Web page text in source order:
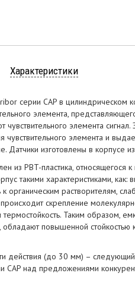
Характеристики
серии CAP в
элемента,
элемента сигнал.
чувствительного элемента и
Датчики изготовлены в корпусе из
из PBT-пластика, относящегося
такими характеристиками, как:
к органическим растворителям,
скрепление
Таким образом,
обладают повышенной
действия (до 30 мм) –
над предложениями